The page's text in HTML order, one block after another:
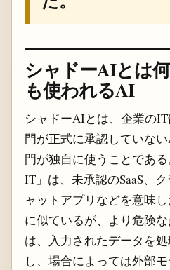
シャドーAIとは
も使われるAI
シャドーAIとは、企業の
門が正式に承認していな
門が独自に使うことであ
IT」は、未承認のSaaS、
ャットアプリなどを意味
に似ているが、より危険
は、入力されたデータを
し、場合によっては外部